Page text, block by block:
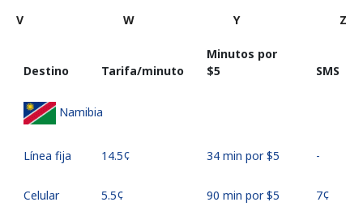
V
W Y Z
Destino Tarifa/minuto
Minutos por
⁦$5⁩
SMS
Namibia
Línea fija ⁦14.5¢⁩ 34 min por ⁦$5⁩ -
Celular ⁦5.5¢⁩ 90 min por ⁦$5⁩ ⁦7¢⁩